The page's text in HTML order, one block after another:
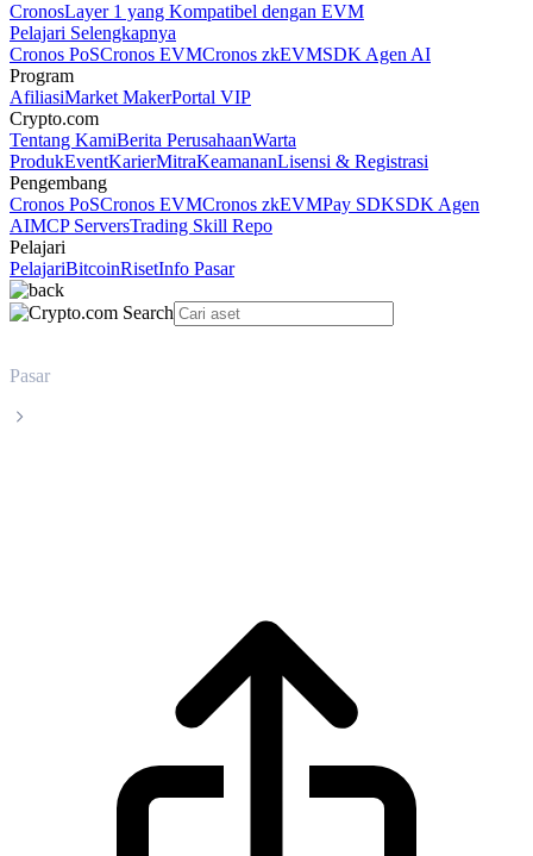
CronosLayer 1 yang Kompatibel dengan EVM
Pelajari Selengkapnya
Cronos PoSCronos EVMCronos zkEVMSDK Agen AI
Program
AfiliasiMarket MakerPortal VIP
Crypto.com
Tentang KamiBerita PerusahaanWarta
ProdukEventKarierMitraKeamananLisensi & Registrasi
Pengembang
Cronos PoSCronos EVMCronos zkEVMPay SDKSDK Agen
AIMCP ServersTrading Skill Repo
Pelajari
PelajariBitcoinRisetInfo Pasar
Pasar